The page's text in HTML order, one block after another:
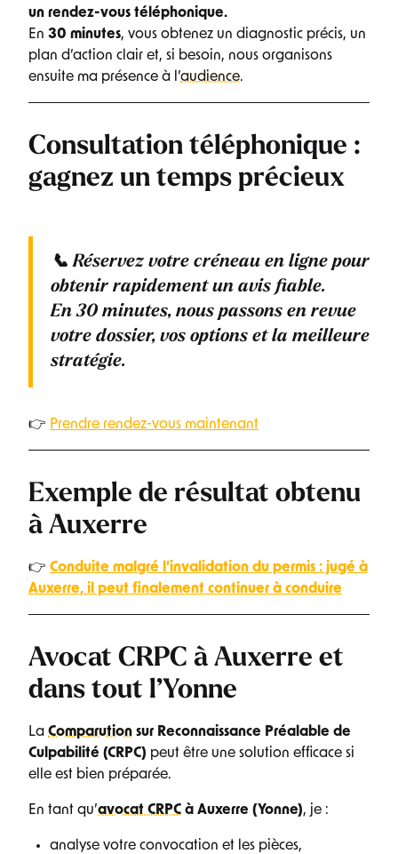
un rendez-vous téléphonique.
En 30 minutes, vous obtenez un diagnostic précis, un
plan d’action clair et, si besoin, nous organisons
ensuite ma présence à l’audience.
Consultation téléphonique :
gagnez un temps précieux
📞Réservez votre créneau en ligne pour
obtenir rapidement un avis fiable.
En30 minutes, nous passons en revue
votre dossier, vos options et la meilleure
stratégie.
👉 Prendre rendez-vous maintenant
Exemple de résultat obtenu
à Auxerre
👉 Conduite malgré l’invalidation du permis : jugé à
Auxerre, il peut finalement continuer à conduire
Avocat CRPC à Auxerre et
dans tout l’Yonne
La Comparution sur Reconnaissance Préalable de
Culpabilité (CRPC) peut être une solution efficace si
elle est bien préparée.
En tant qu’avocat CRPC à Auxerre (Yonne), je :
analyse votre convocation et les pièces,